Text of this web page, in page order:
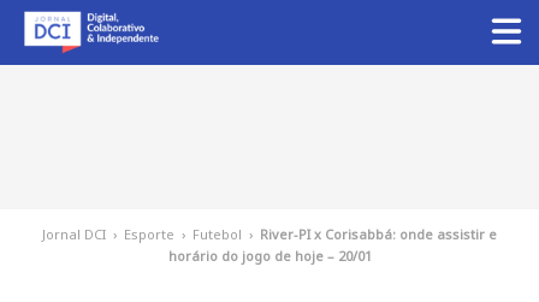
Jornal DCI › Esporte › Futebol › River-PI x Corisabbá: onde assistir e
horário do jogo de hoje – 20/01